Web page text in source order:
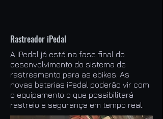
Rastreador iPedal
A iPedal já está na fase final do
desenvolvimento do sistema de
rastreamento para as ebikes. As
novas baterias iPedal poderão vir com
o equipamento o que possibilitará
rastreio e segurança em tempo real.